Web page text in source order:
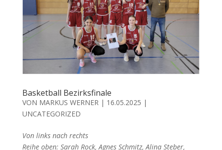
Basketball Bezirksfinale
VON MARKUS WERNER| 16.05.2025 |
UNCATEGORIZED
Von links nach rechts
Reihe oben: Sarah Rock, Agnes Schmitz, Alina Steber,